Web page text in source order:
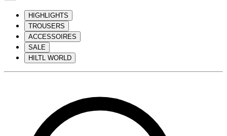
HIGHLIGHTS
TROUSERS
ACCESSOIRES
SALE
HILTL WORLD